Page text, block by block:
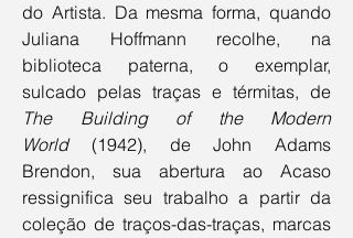
do Artista. Da mesma forma, quando
Juliana Hoffmann recolhe, na
biblioteca paterna, o exemplar,
The Building of the Modern
World (1942), de John Adams
Brendon, sua abertura ao Acaso
ressignifica seu trabalho a partir da
coleção de traços-das-traças, marcas